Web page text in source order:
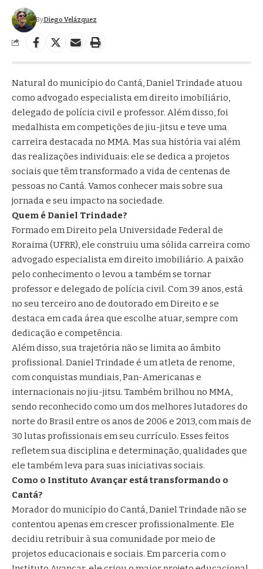
ByDiego Velázquez
Natural do município do Cantá, Daniel Trindade atuou
como advogado especialista em direito imobiliário,
delegado de polícia civil e professor. Além disso, foi
medalhista em competições de jiu-jitsu e teve uma
carreira destacada no MMA. Mas sua história vai além
das realizações individuais: ele se dedica a projetos
sociais que têm transformado a vida de centenas de
pessoas no Cantá. Vamos conhecer mais sobre sua
jornada e seu impacto na sociedade.
Quem é Daniel Trindade?
Formado em Direito pela Universidade Federal de
Roraima (UFRR), ele construiu uma sólida carreira como
advogado especialista em direito imobiliário. A paixão
pelo conhecimento o levou a também se tornar
professor e delegado de polícia civil. Com 39 anos, está
no seu terceiro ano de doutorado em Direito e se
destaca em cada área que escolhe atuar, sempre com
dedicação e competência.
Além disso, sua trajetória não se limita ao âmbito
profissional. Daniel Trindade é um atleta de renome,
com conquistas mundiais, Pan-Americanas e
internacionais no jiu-jitsu. Também brilhou no MMA,
sendo reconhecido como um dos melhores lutadores do
norte do Brasil entre os anos de 2006 e 2013, com mais de
30 lutas profissionais em seu currículo. Esses feitos
refletem sua disciplina e determinação, qualidades que
ele também leva para suas iniciativas sociais.
Como o Instituto Avançar está transformando o
Cantá?
Morador do município do Cantá, Daniel Trindade não se
contentou apenas em crescer profissionalmente. Ele
decidiu retribuir à sua comunidade por meio de
projetos educacionais e sociais. Em parceria com o